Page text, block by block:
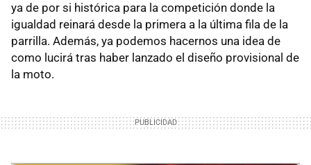
ya de por si histórica para la competición donde la
igualdad reinará desde la primera a la última fila de la
parrilla. Además, ya podemos hacernos una idea de
como lucirá tras haber lanzado el diseño provisional de
la moto.